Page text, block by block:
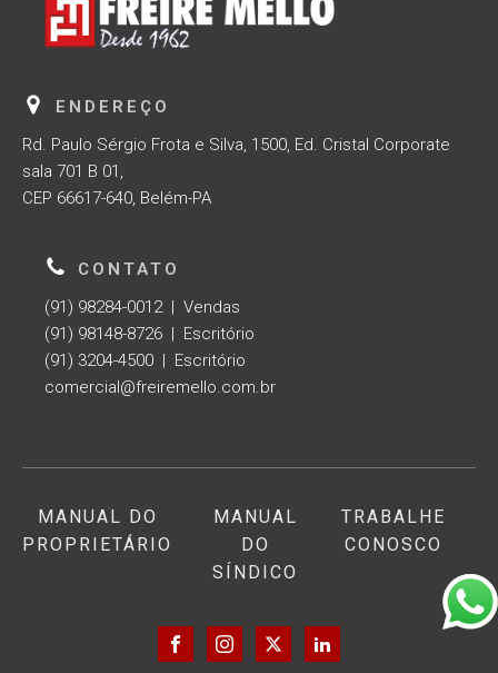
ENDEREÇO
Rd. Paulo Sérgio Frota e Silva, 1500, Ed. Cristal Corporate
sala 701 B 01,
CEP 66617-640, Belém-PA
CONTATO
(91) 98284-0012 | Vendas
(91) 98148-8726 | Escritório
(91) 3204-4500 | Escritório
comercial@freiremello.com.br
MANUAL DO
PROPRIETÁRIO
MANUAL
DO
SÍNDICO
TRABALHE
CONOSCO